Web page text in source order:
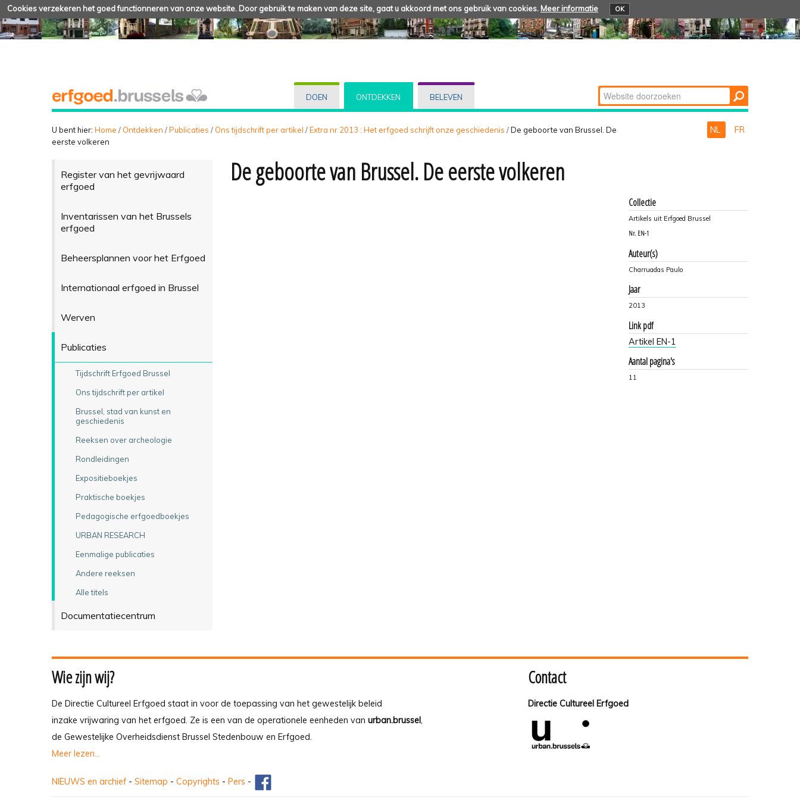
Cookies verzekeren het goed functionneren van onze website. Door gebruik te maken van deze site, gaat u akkoord met ons gebruik van cookies. Meer informatie OK
DOEN ONTDEKKEN BELEVEN Zoek
Geavanceerd
U bent hier: Home / Ontdekken /Publicaties / Ons tijdschrift per artikel /Extra nr 2013 : Het erfgoed schrijft onze geschiedenis /De geboorte van Brussel. De
eerste volkeren
NL FR
Register van het gevrijwaard
erfgoed
Inventarissen van het Brussels
erfgoed
Beheersplannen voor het Erfgoed
Internationaal erfgoed in Brussel
Werven
Publicaties
Tijdschrift Erfgoed Brussel
Ons tijdschrift per artikel
Brussel, stad van kunst en
geschiedenis
Reeksen over archeologie
Rondleidingen
Expositieboekjes
Praktische boekjes
Pedagogische erfgoedboekjes
URBAN RESEARCH
Eenmalige publicaties
Andere reeksen
Alle titels
Documentatiecentrum
De geboorte van Brussel. De eerste volkeren
Collectie
Artikels uit Erfgoed Brussel
Nr. EN-1
Auteur(s)
Charruadas Paulo
Jaar
2013
Link pdf
Artikel EN-1
Aantal pagina's
11
Wie zijn wij?
De Directie Cultureel Erfgoed staat in voor de toepassing van het gewestelijk beleid
inzake vrijwaring van het erfgoed. Ze is een van de operationele eenheden van urban.brussel,
de Gewestelijke Overheidsdienst Brussel Stedenbouw en Erfgoed.
Meer lezen...
Contact
Directie Cultureel Erfgoed
NIEUWS en archief - Sitemap - Copyrights - Pers -